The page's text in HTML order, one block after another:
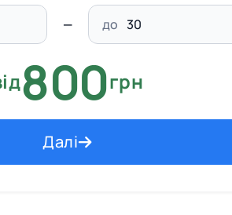
до
800грн
Далі